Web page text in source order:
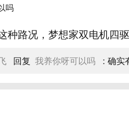
吗
种路况，梦想家双电机四
回复 我养你呀可以吗 : 确实